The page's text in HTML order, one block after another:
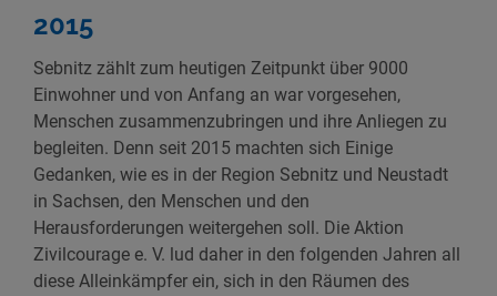
2015
Sebnitz zählt zum heutigen Zeitpunkt über 9000
Einwohner und von Anfang an war vorgesehen,
Menschen zusammenzubringen und ihre Anliegen zu
begleiten. Denn seit 2015 machten sich Einige
Gedanken, wie es in der Region Sebnitz und Neustadt
in Sachsen, den Menschen und den
Herausforderungen weitergehen soll. Die Aktion
Zivilcourage e. V. lud daher in den folgenden Jahren all
diese Alleinkämpfer ein, sich in den Räumen des